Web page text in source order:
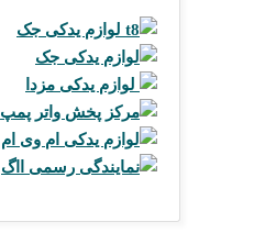
لوازم یدکی جک t8
لوازم یدکی جک
مرکز پخش واتر پمپ
لوازم یدکی ام وی ام
نمایندگی رسمی ااگ